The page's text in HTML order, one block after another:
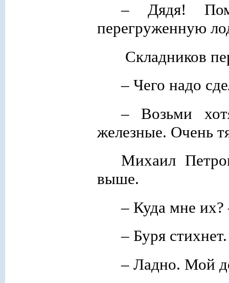
– Дядя!
перегруженную
Складников
– Чего надо
– Возьми
железные. Очень
Михаил
выше.
– Куда мне
– Буря
– Ладно. Мой